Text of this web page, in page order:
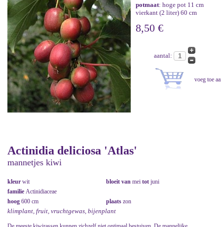
potmaat: hoge pot 11 cm
vierkant (2 liter) 60 cm
8,50 €
aantal:
Actinidia deliciosa 'Atlas'
mannetjes kiwi
kleur wit bloeit van mei tot juni
familie Actinidiaceae
hoog 600 cm plaats zon
klimplant, fruit, vruchtgewas, bijenplant